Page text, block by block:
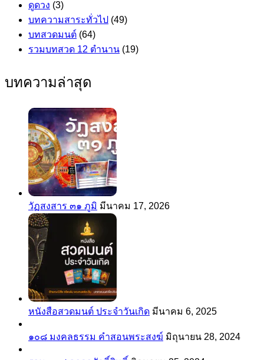
ดูดวง (3)
บทความสาระทั่วไป (49)
บทสวดมนต์ (64)
รวมบทสวด 12 ตำนาน (19)
บทความล่าสุด
วัฏสงสาร ๓๑ ภูมิ มีนาคม 17, 2026
หนังสือสวดมนต์ ประจำวันเกิด มีนาคม 6, 2025
๑๐๘ มงคลธรรม คำสอนพระสงฆ์ มิถุนายน 28, 2024